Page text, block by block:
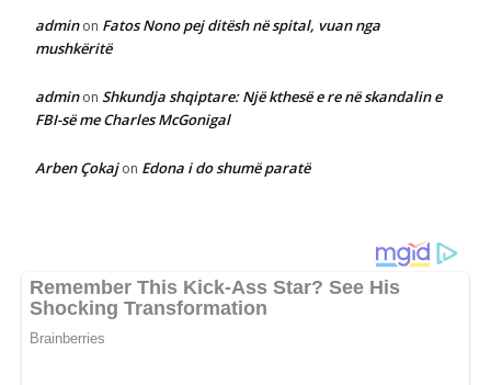
adminon Fatos Nono pej ditësh në spital, vuan nga
mushkëritë
adminon Shkundja shqiptare: Një kthesë e re në skandalin e
FBI-së me Charles McGonigal
Arben Çokajon Edona i do shumë paratë